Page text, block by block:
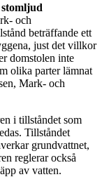
och
beträffande ett
just det villkor
domstolen inte
olika parter lämnat
Mark- och
i tillståndet som
Tillståndet
grundvattnet,
reglerar också
av vatten.